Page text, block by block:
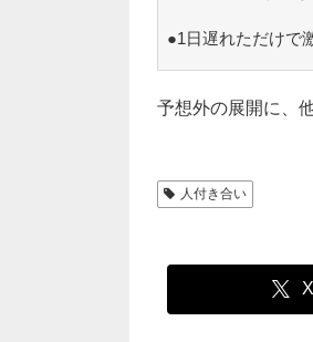
●1日遅れただけで
予想外の展開に、
人付き合い
X